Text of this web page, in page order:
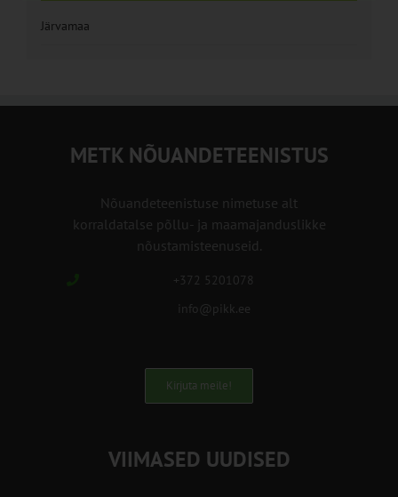
Järvamaa
METK NÕUANDETEENISTUS
Nõuandeteenistuse nimetuse alt
korraldatalse põllu- ja maamajanduslikke
nõustamisteenuseid.
+372 5201078
info@pikk.ee
Kirjuta meile!
VIIMASED UUDISED